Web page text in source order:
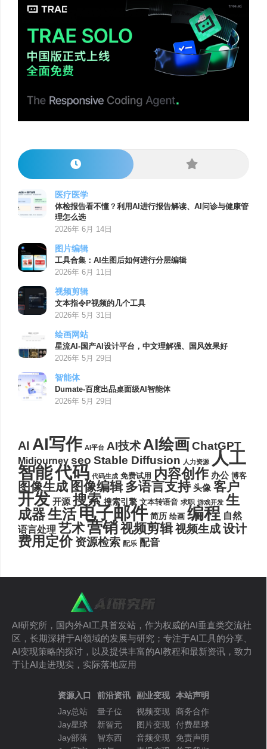
医疗医学
体检报告看不懂？利用AI进行报告解读、AI问诊与健康管
理怎么选
2026年 6月 14日
图片编辑
工具合集：AI生图后如何进行分层编辑
2026年 6月 11日
视频剪辑
文本指令P视频的几个工具
2026年 5月 31日
绘画网站
星流AI-国产AI设计平台，中文理解强、国风效果好
2026年 5月 29日
智能体
Dumate-百度出品桌面级AI智能体
2026年 5月 29日
AI AI写作 AI平台 AI技术AI绘画ChatGPT
Midjourney seo Stable Diffusion 人力资源 人工
智能代码 代码生成 免费试用 内容创作 办公 博客
图像生成 图像编辑 多语言支持 头像 客户
开发 开源 搜索 搜索引擎 文本转语音 求职 游戏开发 生
成器生活电子邮件 简历 绘画 编程 自然
语言处理 艺术营销视频剪辑视频生成设计
费用定价 资源检索 配乐 配音
AI研究所，国内外AI工具首发站，作为权威的AI垂直类交流社
区，长期深耕于AI领域的发展与研究；专注于AI工具的分享、
AI变现策略的探讨，以及提供丰富的AI教程和最新资讯，致力
于让AI走进现实，实际落地应用
资源入口
Jay总站
Jay星球
Jay部落
前沿资讯
量子位
新智元
智东西
副业变现
视频变现
图片变现
音频变现
本站声明
商务合作
付费星球
免责声明